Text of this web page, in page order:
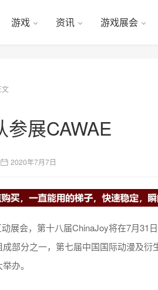
游戏 资讯 游戏展会
文
展CAWAE
2020年7月7日
展会，第十八届ChinaJoy将在7月31
部分之一，第七届中国国际动漫及衍
办。